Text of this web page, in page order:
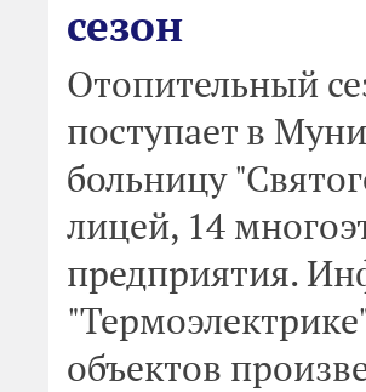
сезон
Отопительный
поступает в
больницу
лицей, 14
предприятия.
объектов